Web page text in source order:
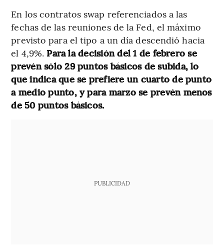
En los contratos swap referenciados a las
fechas de las reuniones de la Fed, el máximo
previsto para el tipo a un día descendió hacia
el 4,9%. Para la decisión del 1 de febrero se
prevén sólo 29 puntos básicos de subida, lo
que indica que se prefiere un cuarto de punto
a medio punto, y para marzo se prevén menos
de 50 puntos básicos.
PUBLICIDAD